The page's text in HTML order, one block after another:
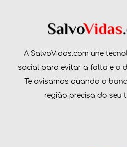
A SalvoVidas.com une
social para evitar a falta e o
Te avisamos quando o
região precisa do seu